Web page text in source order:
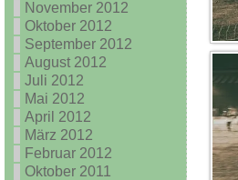
November 2012
Oktober 2012
September 2012
August 2012
Juli 2012
Mai 2012
April 2012
März 2012
Februar 2012
Oktober 2011